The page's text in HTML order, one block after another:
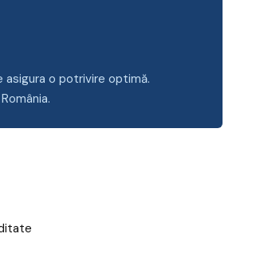
asigura o potrivire optimă.